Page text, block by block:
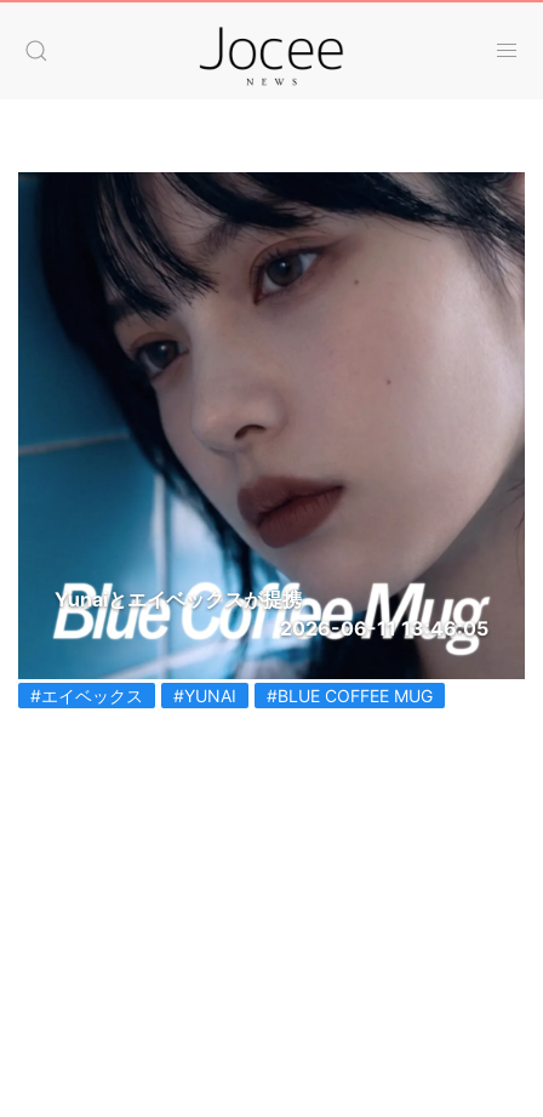
Yunaiとエイベックスが提携
2026-06-11 13:46:05
#エイベックス #YUNAI #BLUE COFFEE MUG